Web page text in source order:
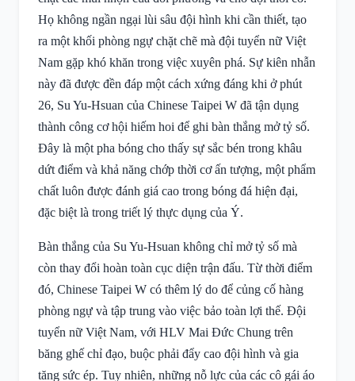
Họ không ngần ngại lùi sâu đội hình khi cần thiết, tạo
ra một khối phòng ngự chặt chẽ mà đội tuyển nữ Việt
Nam gặp khó khăn trong việc xuyên phá. Sự kiên nhẫn
này đã được đền đáp một cách xứng đáng khi ở phút
26, Su Yu-Hsuan của Chinese Taipei W đã tận dụng
thành công cơ hội hiếm hoi để ghi bàn thắng mở tỷ số.
Đây là một pha bóng cho thấy sự sắc bén trong khâu
dứt điểm và khả năng chớp thời cơ ấn tượng, một phẩm
chất luôn được đánh giá cao trong bóng đá hiện đại,
đặc biệt là trong triết lý thực dụng của Ý.
Bàn thắng của Su Yu-Hsuan không chỉ mở tỷ số mà
còn thay đổi hoàn toàn cục diện trận đấu. Từ thời điểm
đó, Chinese Taipei W có thêm lý do để củng cố hàng
phòng ngự và tập trung vào việc bảo toàn lợi thế. Đội
tuyển nữ Việt Nam, với HLV Mai Đức Chung trên
băng ghế chỉ đạo, buộc phải đẩy cao đội hình và gia
tăng sức ép. Tuy nhiên, những nỗ lực của các cô gái áo